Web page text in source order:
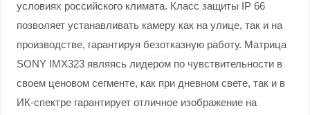
условиях российского климата. Класс защиты IP 66
позволяет устанавливать камеру как на улице, так и на
производстве, гарантируя безотказную работу. Матрица
SONY IMX323 являясь лидером по чувствительности в
своем ценовом сегменте, как при дневном свете, так и в
ИК-спектре гарантирует отличное изображение на